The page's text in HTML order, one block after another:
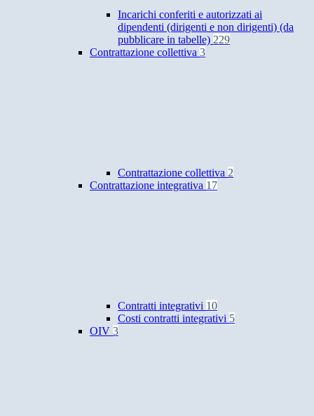
Incarichi conferiti e autorizzati ai
dipendenti (dirigenti e non dirigenti) (da
pubblicare in tabelle) 229
Contrattazione collettiva 3
Contrattazione collettiva 2
Contrattazione integrativa 17
Contratti integrativi 10
Costi contratti integrativi 5
OIV 3